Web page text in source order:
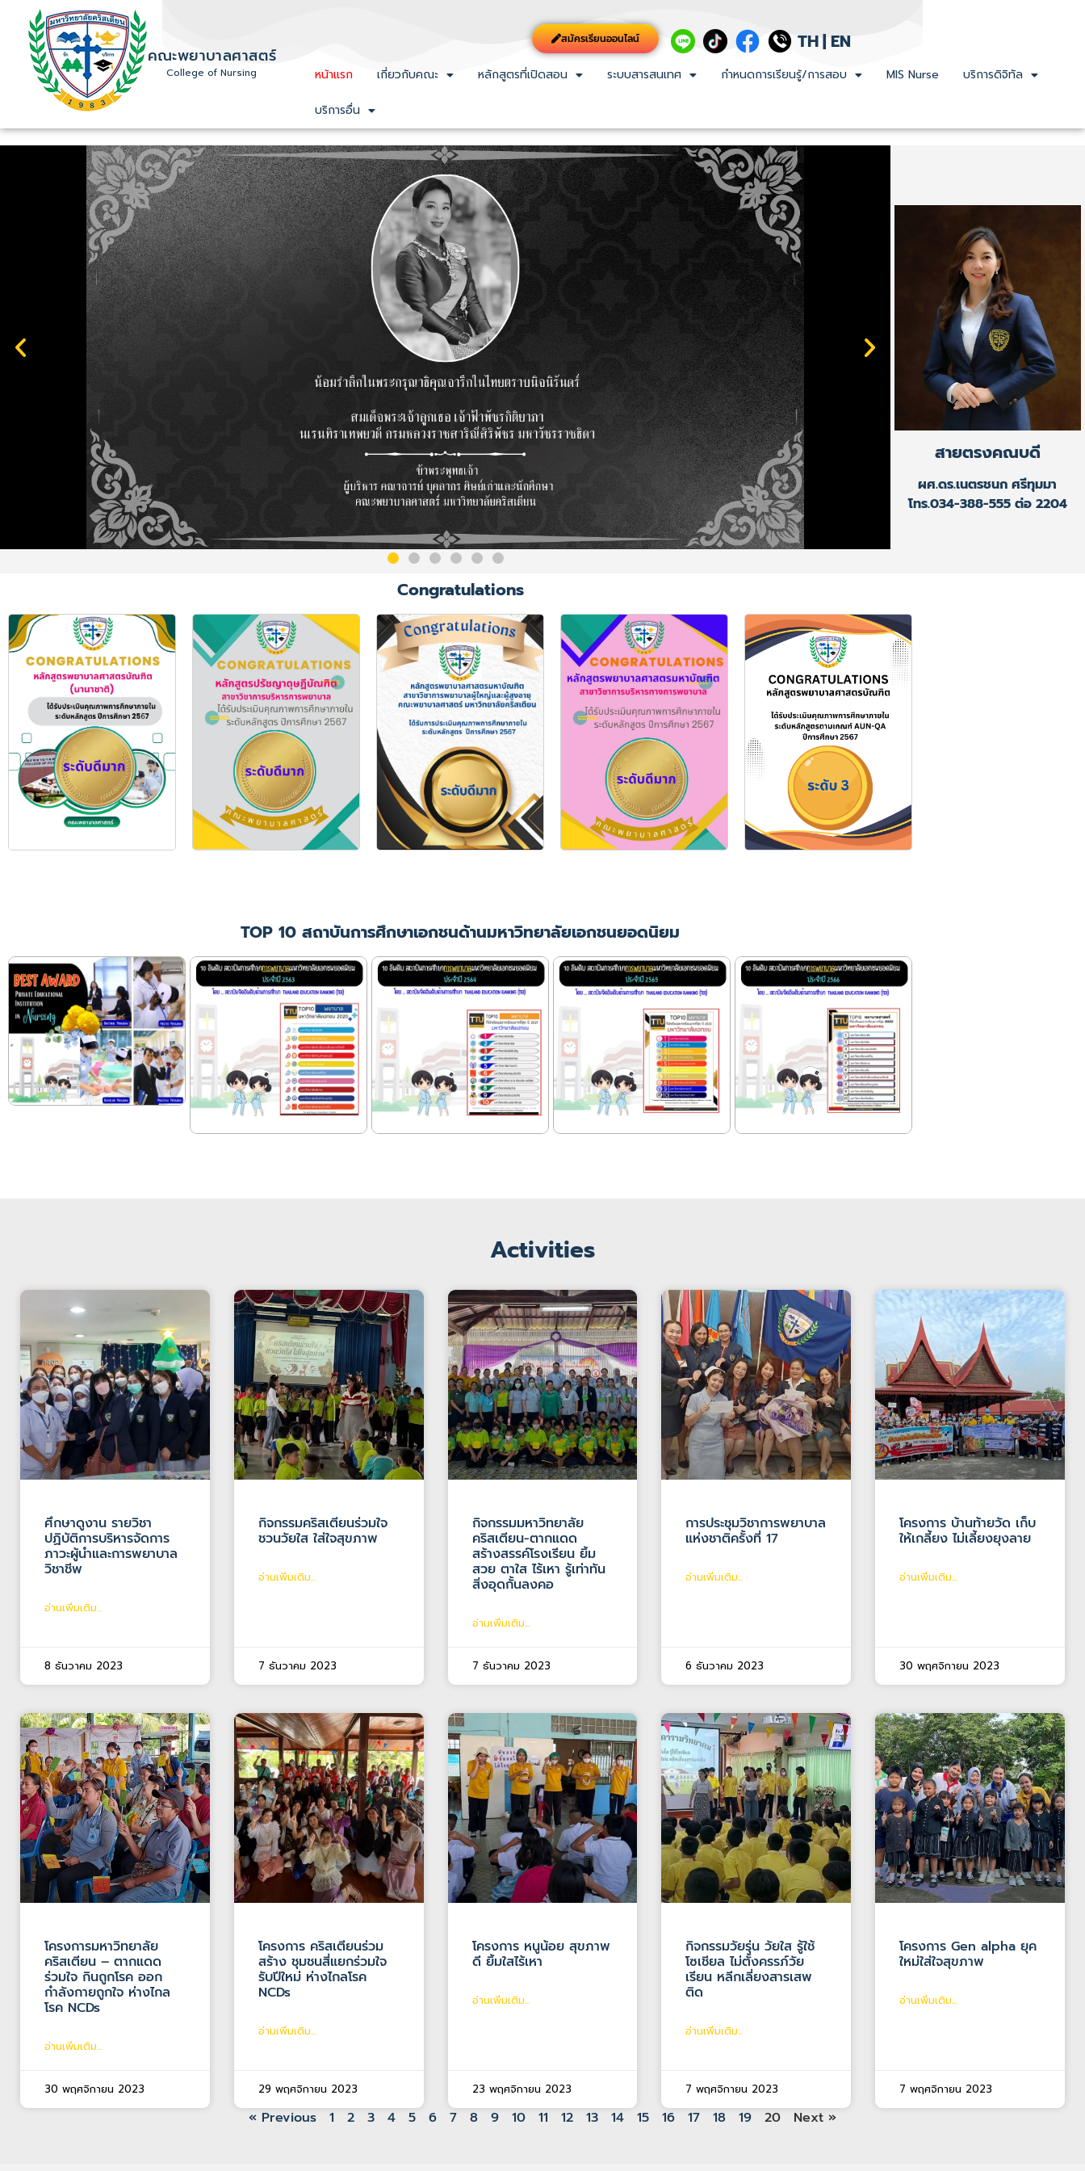
คณะพยาบาลศาสตร์
College of Nursing
สมัครเรียนออนไลน์ TH| EN
หน้าแรก เกี่ยวกับคณะ หลักสูตรที่เปิดสอน ระบบสารสนเทศ กำหนดการเรียนรู้/การสอบ MIS Nurse บริการดิจิทัล
บริการอื่น
สายตรงคณบดี
ผศ.ดร.เนตรชนก ศรีทุมมา
โทร.034-388-555 ต่อ 2204
Congratulations
TOP 10 สถาบันการศึกษาเอกชนด้านมหาวิทยาลัยเอกชนยอดนิยม
Activities
ศึกษาดูงาน รายวิชา
ปฏิบัติการบริหารจัดการ
ภาวะผู้นำและการพยาบาล
วิชาชีพ
อ่านเพิ่มเติม...
8 ธันวาคม 2023
กิจกรรมคริสเตียนร่วมใจ
ชวนวัยใส ใส่ใจสุขภาพ
อ่านเพิ่มเติม...
7 ธันวาคม 2023
กิจกรรมมหาวิทยาลัย
คริสเตียน-ตากแดด
สร้างสรรค์โรงเรียน ยิ้ม
สวย ตาใส ไร้เหา รู้เท่าทัน
สิ่งอุดกั้นลงคอ
อ่านเพิ่มเติม...
7 ธันวาคม 2023
การประชุมวิชาการพยาบาล
แห่งชาติครั้งที่ 17
อ่านเพิ่มเติม...
6 ธันวาคม 2023
โครงการ บ้านท้ายวัด เก็บ
ให้เกลี้ยง ไม่เลี้ยงยุงลาย
อ่านเพิ่มเติม...
30 พฤศจิกายน 2023
โครงการมหาวิทยาลัย
คริสเตียน – ตากแดด
ร่วมใจ กินถูกโรค ออก
กำลังกายถูกใจ ห่างไกล
โรค NCDs
อ่านเพิ่มเติม...
30 พฤศจิกายน 2023
โครงการ คริสเตียนร่วม
สร้าง ชุมชนสี่แยกร่วมใจ
รับปีใหม่ ห่างไกลโรค
NCDs
อ่านเพิ่มเติม...
29 พฤศจิกายน 2023
โครงการ หนูน้อย สุขภาพ
ดี ยิ้มใสไร้เหา
อ่านเพิ่มเติม...
23 พฤศจิกายน 2023
กิจกรรมวัยรุ่น วัยใส รู้ใช้
โซเชียล ไม่ตั้งครรภ์วัย
เรียน หลีกเลี่ยงสารเสพ
ติด
อ่านเพิ่มเติม...
7 พฤศจิกายน 2023
โครงการ Gen alpha ยุค
ใหม่ใส่ใจสุขภาพ
อ่านเพิ่มเติม...
7 พฤศจิกายน 2023
« Previous 1 2 3 4 5 6 7 8 9 10 11 12 13 14 15 16 17 18 19 20 Next »